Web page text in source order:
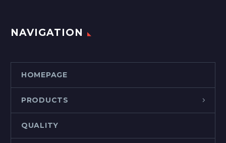
NAVIGATION
HOMEPAGE
PRODUCTS
QUALITY